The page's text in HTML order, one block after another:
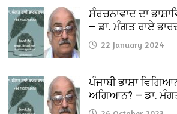
ਸੰਰਚਨਾਵਾਦ ਦਾ
— ਡਾ. ਮੰਗਤ ਰਾਏ
22 January 2024
ਪੰਜਾਬੀ ਭਾਸ਼ਾ
ਅਗਿਆਨ? — ਡਾ.